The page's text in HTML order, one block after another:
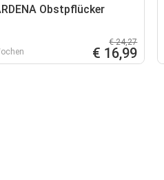
Obstpflücker
€ 24,27
€ 16,99